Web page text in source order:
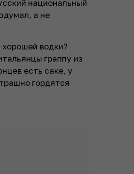
национальный
а не
водки?
граппу из
есть саке, у
гордятся